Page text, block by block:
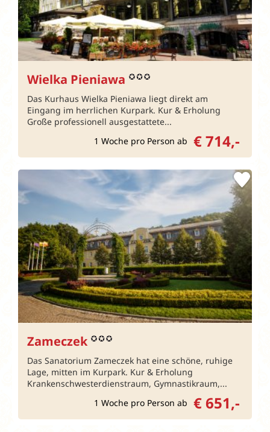
Wielka Pieniawa
Das Kurhaus Wielka Pieniawa liegt direkt am
Eingang im herrlichen Kurpark. Kur & Erholung
Große professionell ausgestattete...
1 Woche pro Person ab € 714,-
Zameczek
Das Sanatorium Zameczek hat eine schöne, ruhige
Lage, mitten im Kurpark. Kur & Erholung
Krankenschwesterdienstraum, Gymnastikraum,...
1 Woche pro Person ab € 651,-